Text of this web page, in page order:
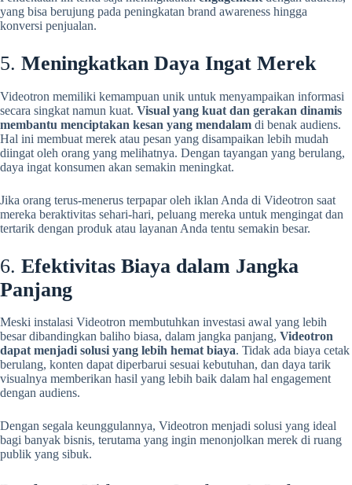
yang bisa berujung pada peningkatan brand awareness hingga
konversi penjualan.
5. Meningkatkan Daya Ingat Merek
Videotron memiliki kemampuan unik untuk menyampaikan informasi
secara singkat namun kuat. Visual yang kuat dan gerakan dinamis
membantu menciptakan kesan yang mendalam di benak audiens.
Hal ini membuat merek atau pesan yang disampaikan lebih mudah
diingat oleh orang yang melihatnya. Dengan tayangan yang berulang,
daya ingat konsumen akan semakin meningkat.
Jika orang terus-menerus terpapar oleh iklan Anda di Videotron saat
mereka beraktivitas sehari-hari, peluang mereka untuk mengingat dan
tertarik dengan produk atau layanan Anda tentu semakin besar.
6. Efektivitas Biaya dalam Jangka
Panjang
Meski instalasi Videotron membutuhkan investasi awal yang lebih
besar dibandingkan baliho biasa, dalam jangka panjang, Videotron
dapat menjadi solusi yang lebih hemat biaya. Tidak ada biaya cetak
berulang, konten dapat diperbarui sesuai kebutuhan, dan daya tarik
visualnya memberikan hasil yang lebih baik dalam hal engagement
dengan audiens.
Dengan segala keunggulannya, Videotron menjadi solusi yang ideal
bagi banyak bisnis, terutama yang ingin menonjolkan merek di ruang
publik yang sibuk.